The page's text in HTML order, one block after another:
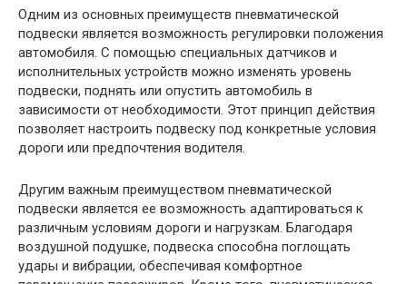
Одним из основных преимуществ пневматической
подвески является возможность регулировки положения
автомобиля. С помощью специальных датчиков и
исполнительных устройств можно изменять уровень
подвески, поднять или опустить автомобиль в
зависимости от необходимости. Этот принцип действия
позволяет настроить подвеску под конкретные условия
дороги или предпочтения водителя.
Другим важным преимуществом пневматической
подвески является ее возможность адаптироваться к
различным условиям дороги и нагрузкам. Благодаря
воздушной подушке, подвеска способна поглощать
удары и вибрации, обеспечивая комфортное